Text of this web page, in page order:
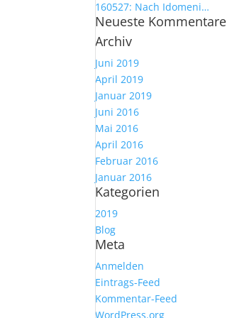
160527: Nach Idomeni…
Neueste Kommentare
Archiv
Juni 2019
April 2019
Januar 2019
Juni 2016
Mai 2016
April 2016
Februar 2016
Januar 2016
Kategorien
2019
Blog
Meta
Anmelden
Eintrags-Feed
Kommentar-Feed
WordPress.org